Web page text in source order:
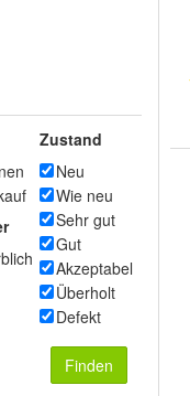
Zustand
Neu
Wie neu
Sehr gut
Gut
Akzeptabel
Überholt
Defekt
Finden